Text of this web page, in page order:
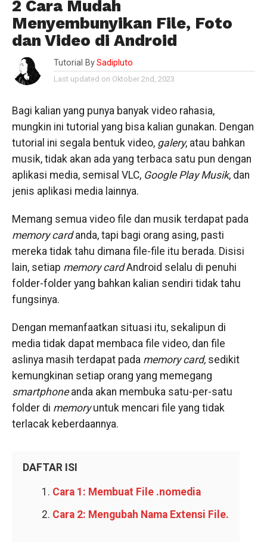
2 Cara Mudah
Menyembunyikan File, Foto
dan Video di Android
Tutorial By Sadipluto
Last updated on Oktober 2nd, 2023
Bagi kalian yang punya banyak video rahasia,
mungkin ini tutorial yang bisa kalian gunakan. Dengan
tutorial ini segala bentuk video, galery, atau bahkan
musik, tidak akan ada yang terbaca satu pun dengan
aplikasi media, semisal VLC, Google Play Musik, dan
jenis aplikasi media lainnya.
Memang semua video file dan musik terdapat pada
memory cardanda, tapi bagi orang asing, pasti
mereka tidak tahu dimana file-file itu berada. Disisi
lain, setiap memory cardAndroid selalu di penuhi
folder-folder yang bahkan kalian sendiri tidak tahu
fungsinya.
Dengan memanfaatkan situasi itu, sekalipun di
media tidak dapat membaca file video, dan file
aslinya masih terdapat pada memory card,sedikit
kemungkinan setiap orang yang memegang
smartphoneanda akan membuka satu-per-satu
folder di memoryuntuk mencari file yang tidak
terlacak keberdaannya.
DAFTAR ISI
Cara 1: Membuat File .nomedia
Cara 2: Mengubah Nama Extensi File.